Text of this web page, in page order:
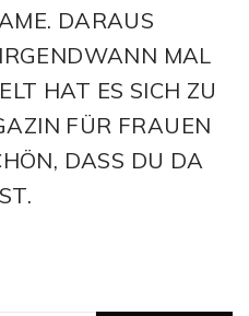
DARAUS
MAL
HAT ES SICH ZU
FÜR FRAUEN
DASS DU DA